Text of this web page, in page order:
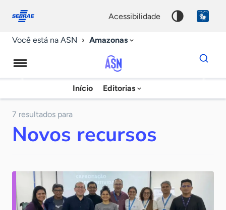
conosco
acessibilidade
Você está na ASN Amazonas
Agência
Sebrae
Notícias
Início Editorias
Dados
para
chave
7 resultados para
Novos recursos